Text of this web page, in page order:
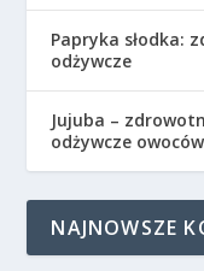
Papryka słodka:
odżywcze
Jujuba –
odżywcze owoców
NAJNOWSZE